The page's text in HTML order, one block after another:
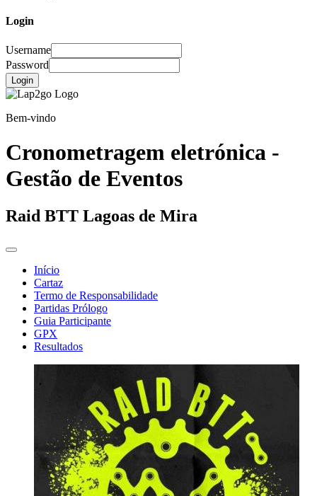
Login
Username
Password
Login
Bem-vindo
Cronometragem eletrónica -
Gestão de Eventos
Raid BTT Lagoas de Mira
Início
Cartaz
Termo de Responsabilidade
Partidas Prólogo
Guia Participante
GPX
Resultados